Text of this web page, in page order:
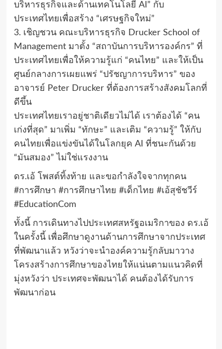
บริหารธุรกิจและด้านเทคโนโลยี AI” กับ
ประเทศไทยเพื่อสร้าง “เศรษฐกิจใหม่”
3. เชิญชวน คณะบริหารธุรกิจ Drucker School of
Management มาตั้ง “สถาบันการบริหารองค์กร” ที่
ประเทศไทยเพื่อให้ความรู้แก่ “คนไทย” และให้เป็น
ศูนย์กลางการเผยแพร่ “ปรัชญาการบริหาร” ของ
อาจารย์ Peter Drucker ที่ต้องการสร้างสังคมโลกที่
ดีขึ้น
ประเทศไทยเราอยู่ชาติเดียวไม่ได้ เราต้องได้ “คน
เก่งที่สุด” มาเพิ่ม “ทักษะ” และเติม “ความรู้” ให้กับ
คนไทยเพื่อแข่งขันได้ในโลกยุค AI ที่ชนะกันด้วย
“มันสมอง” ไม่ใช่แรงงาน
ดร.เอ้ โพสต์ทิ้งท้าย และขอกําลังใจจากทุกคน
#การศึกษา #การศึกษาไทย #เด็กไทย #เอ้สุชัชวีร์
#EducationCom
ทั้งนี้ การเดินทางไปประเทศสหรัฐอเมริกาของ ดร.เอ้
ในครั้งนี้ เพื่อศึกษาดูงานด้านการศึกษาจากประเทศ
ที่พัฒนาแล้ว หวังว่าจะนำองค์ความรู้กลับมาวาง
โครงสร้างการศึกษาของไทยให้แน่นตามแนวคิดที่
มุ่งหวังว่า ประเทศจะพัฒนาได้ คนต้องได้รับการ
พัฒนาก่อน